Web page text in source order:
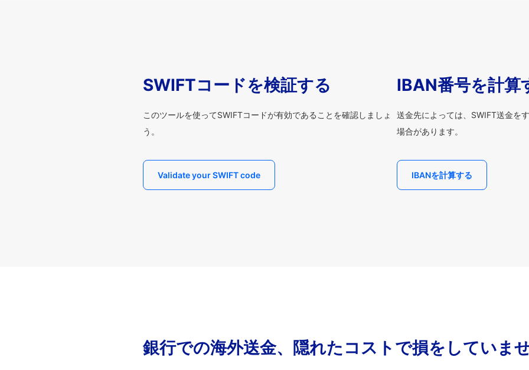
SWIFTコードを検証する
このツールを使ってSWIFTコードが有効であることを確認しましょ
う。
Validate your SWIFT code
IBAN番号を計算
送金先によっては、SWIFT送金を
場合があります。
IBANを計算する
銀行での海外送金、隠れたコストで損をしていま